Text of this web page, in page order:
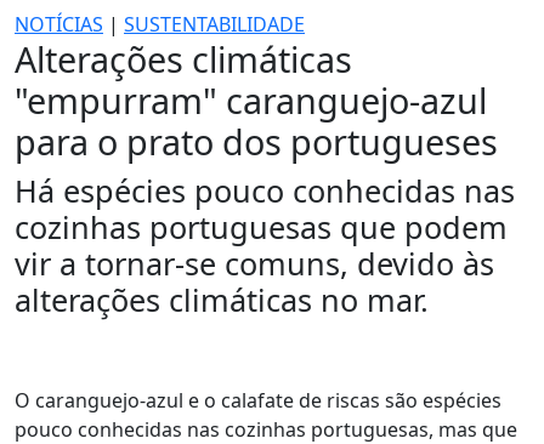
NOTÍCIAS | SUSTENTABILIDADE
Alterações climáticas
"empurram" caranguejo-azul
para o prato dos portugueses
Há espécies pouco conhecidas nas
cozinhas portuguesas que podem
vir a tornar-se comuns, devido às
alterações climáticas no mar.
O caranguejo-azul e o calafate de riscas são espécies
pouco conhecidas nas cozinhas portuguesas, mas que